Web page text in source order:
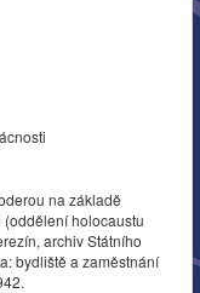
na základě
holocaustu
archiv Státního
bydliště a zaměstnání